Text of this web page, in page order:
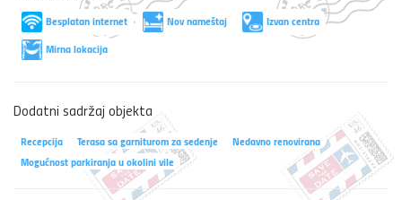
Besplatan internet Nov nameštaj
Izvan centra
Mirna lokacija
Dodatni sadržaj objekta
Recepcija Terasa sa garniturom za sedenje
Nedavno renovirana
Mogućnost parkiranja u okolini vile